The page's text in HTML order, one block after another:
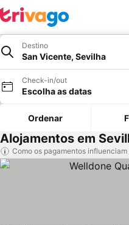
Destino
San Vicente, Sevilha
Check-in/out
Escolha as datas
Ordenar
Alojamentos em
Como os pagamentos